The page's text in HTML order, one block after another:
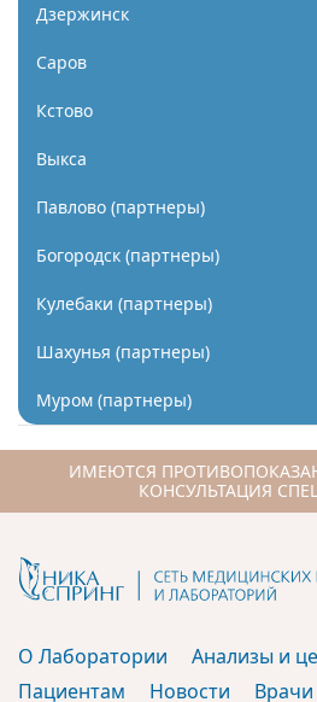
Дзержинск
Саров
Кстово
Выкса
Павлово (партнеры)
Богородск (партнеры)
Кулебаки (партнеры)
Шахунья (партнеры)
Муром (партнеры)
ИМЕЮТСЯ
КОНСУЛЬТАЦИЯ
О Лаборатории Анализы и
Пациентам
Новости Врачи